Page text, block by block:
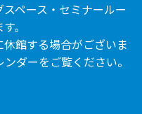
ペース・セミナールー
。
館する場合がございま
ダーをご覧ください。